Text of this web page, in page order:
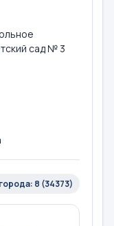
сад № 3
8 (34373)